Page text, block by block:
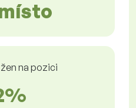
na pozici